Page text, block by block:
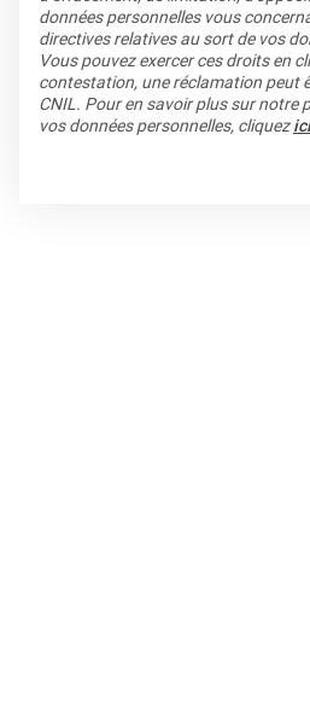
données personnelles vous
directives relatives au sort de vos
Vous pouvez exercer ces droits en
contestation, une réclamation peut
CNIL. Pour en savoir plus sur notre
vos données personnelles, cliquezici